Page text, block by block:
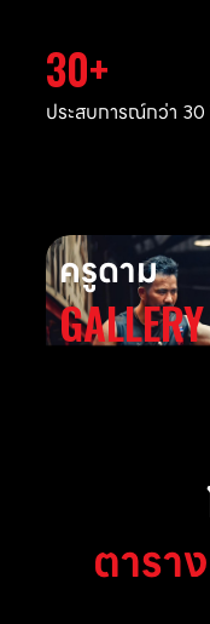
30
ประสบการณ์กว่า 30
ครูดาม
GALLERY
ตารา